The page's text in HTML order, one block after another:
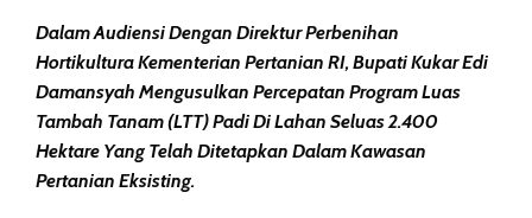
Dalam Audiensi Dengan Direktur Perbenihan
Hortikultura Kementerian Pertanian RI, Bupati Kukar Edi
Damansyah Mengusulkan Percepatan Program Luas
Tambah Tanam (LTT) Padi Di Lahan Seluas 2.400
Hektare Yang Telah Ditetapkan Dalam Kawasan
Pertanian Eksisting.